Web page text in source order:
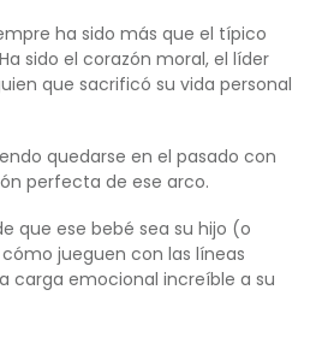
ha sido más que el típico
sido el corazón moral, el líder
que sacrificó su vida personal
quedarse en el pasado con
perfecta de ese arco.
que ese bebé sea su hijo (o
jueguen con las líneas
carga emocional increíble a su